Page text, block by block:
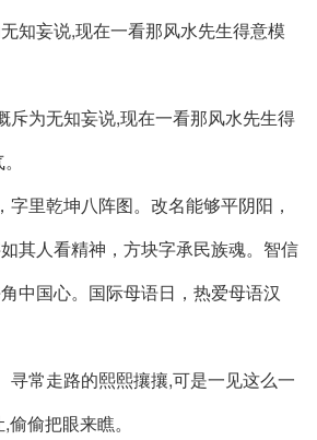
知妄说,现在一看那风水先生得意模
斥为无知妄说,现在一看那风水先生得
里乾坤八阵图。改名能够平阴阳，
其人看精神，方块字承民族魂。智信
中国心。国际母语日，热爱母语汉
寻常走路的熙熙攘攘,可是一见这么一
偷把眼来瞧。